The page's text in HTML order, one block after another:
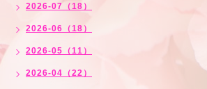
2026-07（18）
2026-06（18）
2026-05（11）
2026-04（22）